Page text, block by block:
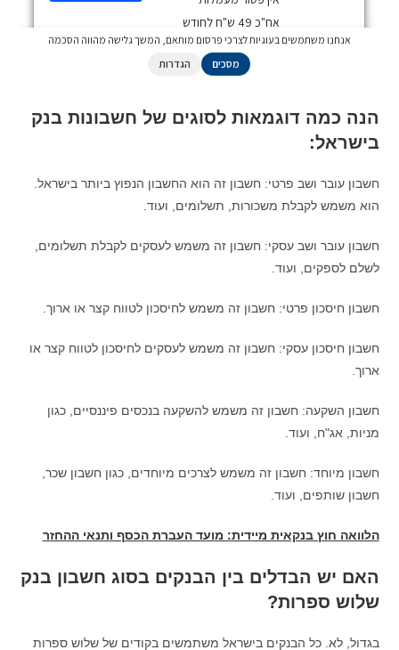
הנה כמה דוגמאות לסוגים של חשבונות בנק
בישראל:
חשבון עובר ושב פרטי: חשבון זה הוא החשבון הנפוץ ביותר בישראל.
הוא משמש לקבלת משכורות, תשלומים, ועוד.
חשבון עובר ושב עסקי: חשבון זה משמש לעסקים לקבלת תשלומים,
לשלם לספקים, ועוד.
חשבון חיסכון פרטי: חשבון זה משמש לחיסכון לטווח קצר או ארוך.
חשבון חיסכון עסקי: חשבון זה משמש לעסקים לחיסכון לטווח קצר או
ארוך.
חשבון השקעה: חשבון זה משמש להשקעה בנכסים פיננסיים, כגון
מניות, אג"ח, ועוד.
חשבון מיוחד: חשבון זה משמש לצרכים מיוחדים, כגון חשבון שכר,
חשבון שותפים, ועוד.
הלוואה חוץ בנקאית מיידית: מועד העברת הכסף ותנאי ההחזר
האם יש הבדלים בין הבנקים בסוג חשבון בנק
שלוש ספרות?
בגדול, לא. כל הבנקים בישראל משתמשים בקודים של שלוש ספרות